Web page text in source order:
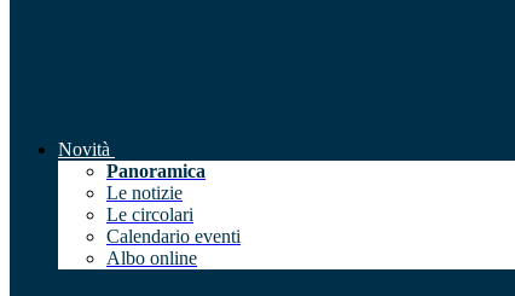
Novità
Panoramica
Le notizie
Le circolari
Calendario eventi
Albo online